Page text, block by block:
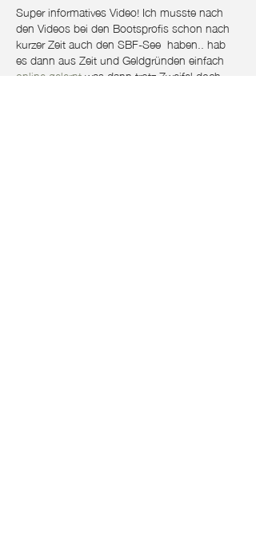
Super informatives Video! Ich musste nach
den Videos bei den Bootsprofis schon nach
kurzer Zeit auch den SBF-See  haben.. hab
es dann aus Zeit und Geldgründen einfach
online gelernt was dann trotz Zweifel doch